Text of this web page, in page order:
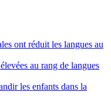
ont réduit les langues au
au rang de langues
les enfants dans la